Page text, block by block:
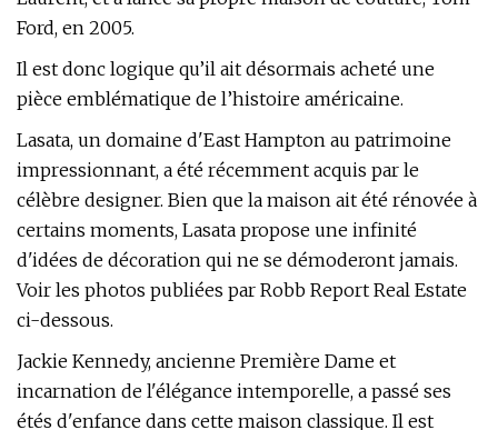
Ford, en 2005.
Il est donc logique qu’il ait désormais acheté une
pièce emblématique de l’histoire américaine.
Lasata, un domaine d'East Hampton au patrimoine
impressionnant, a été récemment acquis par le
célèbre designer. Bien que la maison ait été rénovée à
certains moments, Lasata propose une infinité
d'idées de décoration qui ne se démoderont jamais.
Voir les photos publiées par Robb Report Real Estate
ci-dessous.
Jackie Kennedy, ancienne Première Dame et
incarnation de l'élégance intemporelle, a passé ses
étés d'enfance dans cette maison classique. Il est